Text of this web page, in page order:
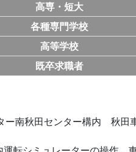
高専・短大
各種専門学校
高等学校
既卒求職者
ー南秋田センター構内 秋田